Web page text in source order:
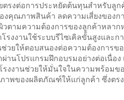
รงต่อการประหยัดต้นทุนสำหรับลูก
คุณภาพสินค้า ลดความเสี่ยงของก
ตามความต้องการของลูกค้าหลาก
งงานใช้ระบบรีไซเคิลขั้นสูงและก
ยให้ตอบสนองต่อความต้องการข
านโปรแกรมฝึกอบรมอย่างต่อเนื่อ
านช่วยให้มั่นใจในความพร้อมขอ
าพของผลิตภัณฑ์ให้แก่ลูกค้า ซึ่งต